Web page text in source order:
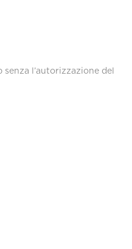
l’autorizzazione del